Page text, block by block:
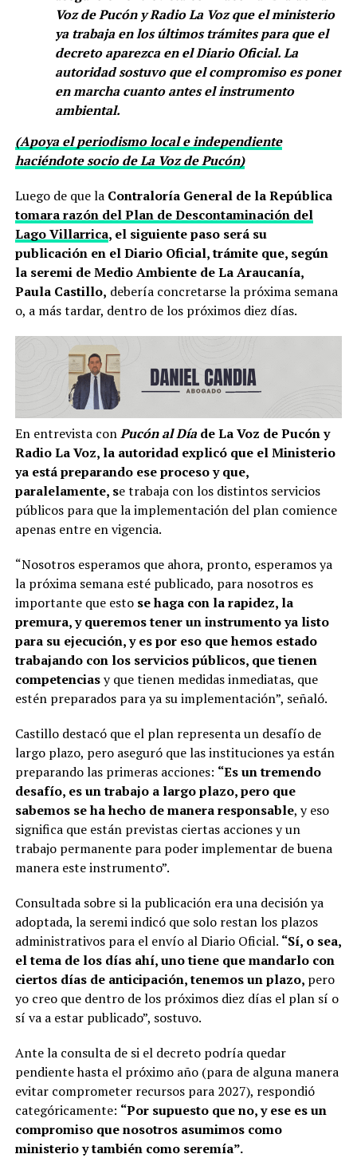
Voz de Pucón y Radio La Voz que el ministerio
ya trabaja en los últimos trámites para que el
decreto aparezca en el Diario Oficial. La
autoridad sostuvo que el compromiso es poner
en marcha cuanto antes el instrumento
ambiental.
(Apoya el periodismo local e independiente
haciéndote socio de La Voz de Pucón)
Luego de que la Contraloría General de la República
tomara razón del Plan de Descontaminación del
Lago Villarrica, el siguiente paso será su
publicación en el Diario Oficial, trámite que, según
la seremi de Medio Ambiente de La Araucanía,
Paula Castillo, debería concretarse la próxima semana
o, a más tardar, dentro de los próximos diez días.
En entrevista conPucón al Díade La Voz de Pucón y
Radio La Voz, la autoridad explicó que el Ministerio
ya está preparando ese proceso y que,
paralelamente, se trabaja con los distintos servicios
públicos para que la implementación del plan comience
apenas entre en vigencia.
“Nosotros esperamos que ahora, pronto, esperamos ya
la próxima semana esté publicado, para nosotros es
importante que esto se haga con la rapidez, la
premura, y queremos tener un instrumento ya listo
para su ejecución, y es por eso que hemos estado
trabajando con los servicios públicos, que tienen
competenciasy que tienen medidas inmediatas, que
estén preparados para ya su implementación”, señaló.
Castillo destacó que el plan representa un desafío de
largo plazo, pero aseguró que las instituciones ya están
preparando las primeras acciones: “Es un tremendo
desafío, es un trabajo a largo plazo, pero que
sabemos se ha hecho de manera responsable, y eso
significa que están previstas ciertas acciones y un
trabajo permanente para poder implementar de buena
manera este instrumento”.
Consultada sobre si la publicación era una decisión ya
adoptada, la seremi indicó que solo restan los plazos
administrativos para el envío al Diario Oficial. “Sí, o sea,
el tema de los días ahí, uno tiene que mandarlo con
ciertos días de anticipación, tenemos un plazo, pero
yo creo que dentro de los próximos diez días el plan sí o
sí va a estar publicado”, sostuvo.
Ante la consulta de si el decreto podría quedar
pendiente hasta el próximo año (para de alguna manera
evitar comprometer recursos para 2027), respondió
categóricamente: “Por supuesto que no, y ese es un
compromiso que nosotros asumimos como
ministerio y también como seremía”.